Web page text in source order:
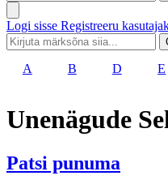
Logi sisse Registreeru
A B D E
Unenägude
Patsi punuma